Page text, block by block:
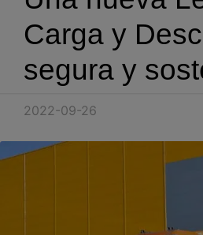
Español
Carga y
segura y
2022-09-26